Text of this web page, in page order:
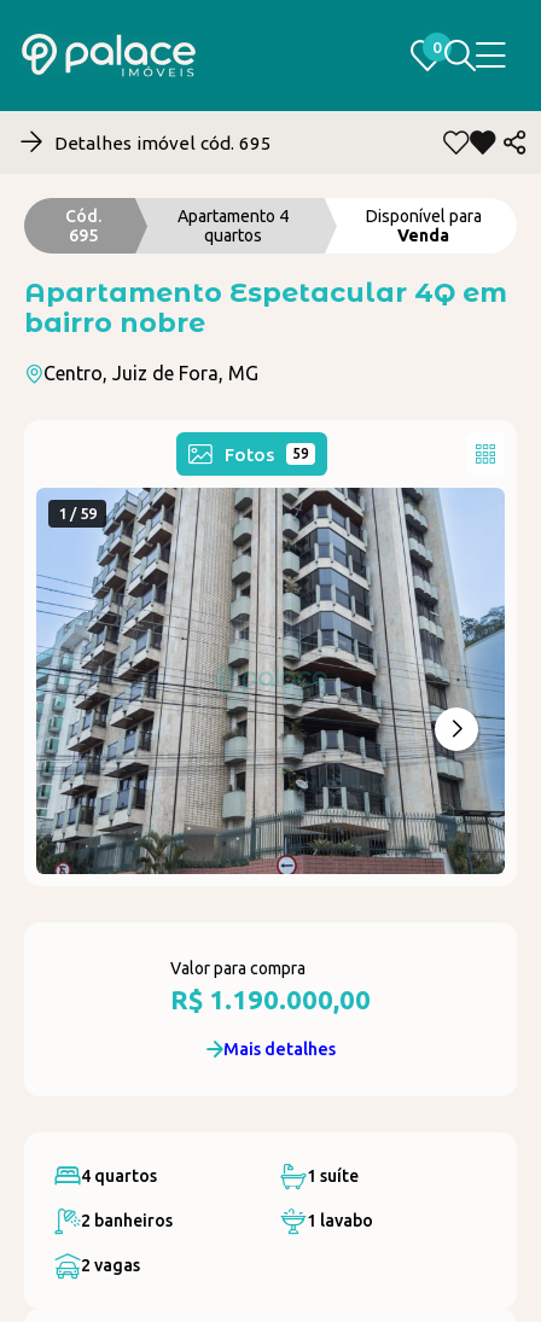
0
0
Detalhes imóvel cód. 695
Cód.
695
Apartamento 4
quartos
Disponível para
Venda
Apartamento Espetacular 4Q em
bairro nobre
Centro, Juiz de Fora, MG
Fotos 59
1 / 59
Valor para compra
R$ 1.190.000,00
Mais detalhes
4 quartos 1 suíte
2 banheiros 1 lavabo
2 vagas